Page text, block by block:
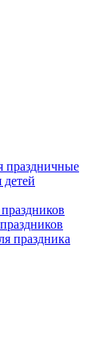
праздничные
праздника